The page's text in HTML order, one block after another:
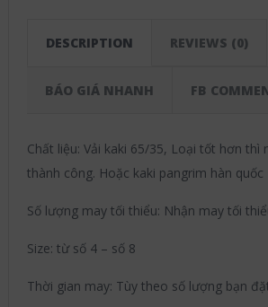
DESCRIPTION REVIEWS (0)
BÁO GIÁ NHANH FB
Chất liệu: Vải kaki 65/35, Loại tốt hơn thì
thành công. Hoặc kaki pangrim hàn quốc
Số lượng may tối thiểu: Nhận may tối
Size: từ số 4 – số 8
Thời gian may: Tùy theo số lượng bạn